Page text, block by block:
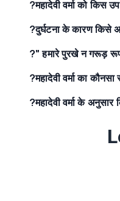
?महादेवी वर्मा को किस
?दुर्घटना के कारण किसे
?" हमारे पुरखे न गरूड़
?महादेवी वर्मा का
?महादेवी वर्मा के